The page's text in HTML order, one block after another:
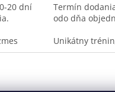
20 dní
Termín
odo dňa
Unikátny
obsahuje
Premium